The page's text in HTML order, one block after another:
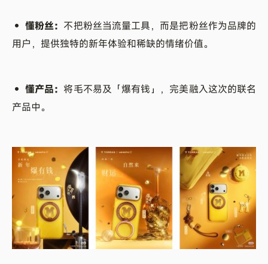
• 懂粉丝： 不把粉丝当流量工具，而是把粉丝作为品牌的
用户，提供独特的新年体验和稀缺的情绪价值。
• 懂产品： 将毛不易及「爆有钱」，完美融入这次的联名
产品中。